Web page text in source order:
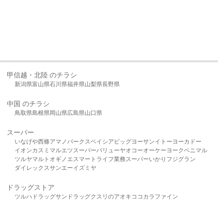
甲信越・北陸 のチラシ
新潟県富山県石川県福井県山梨県長野県
中国 のチラシ
鳥取県島根県岡山県広島県山口県
スーパー
いなげや西條アマノパークスベイシア ビッグヨーサンイトーヨーカドー
イオンカスミ マルエツスーパーバリューヤオコーオーケー ヨークベニマル
ツルヤマルト オギノ エスマート ライフ業務スーパーいかり フジグラン
ダイレックスサンエーイズミヤ
ドラッグストア
ツルハドラッグサンドラッグクスリのアオキ ココカラファイン